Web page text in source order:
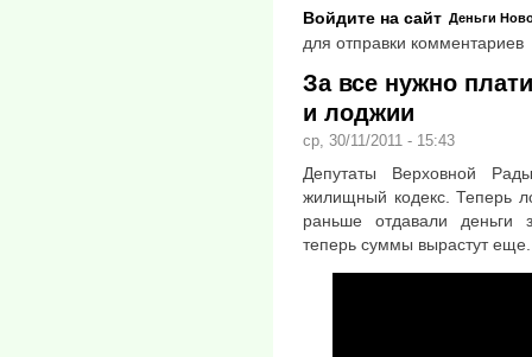
Деньги
Войдите на сайт
для отправки комментариев
За все нужно
и лоджии
ср, 30/11/2011 - 15:43
Депутаты Верховной
жилищный кодекс. Теперь
раньше отдавали деньги
теперь суммы вырастут еще.